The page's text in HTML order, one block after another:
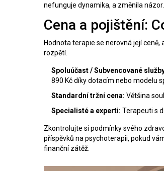
nefunguje dynamika, a změnila
Cena a pojištění:
Hodnota terapie se nerovná její
rozpětí.
Spoluúčast / Subvencované
890 Kč díky dotacím nebo modelu
Standardní tržní cena: Většina
Specialisté a experti: Terapeuti s
Zkontrolujte si podmínky svého
příspěvků na psychoterapii, pokud
finanční zátěž.